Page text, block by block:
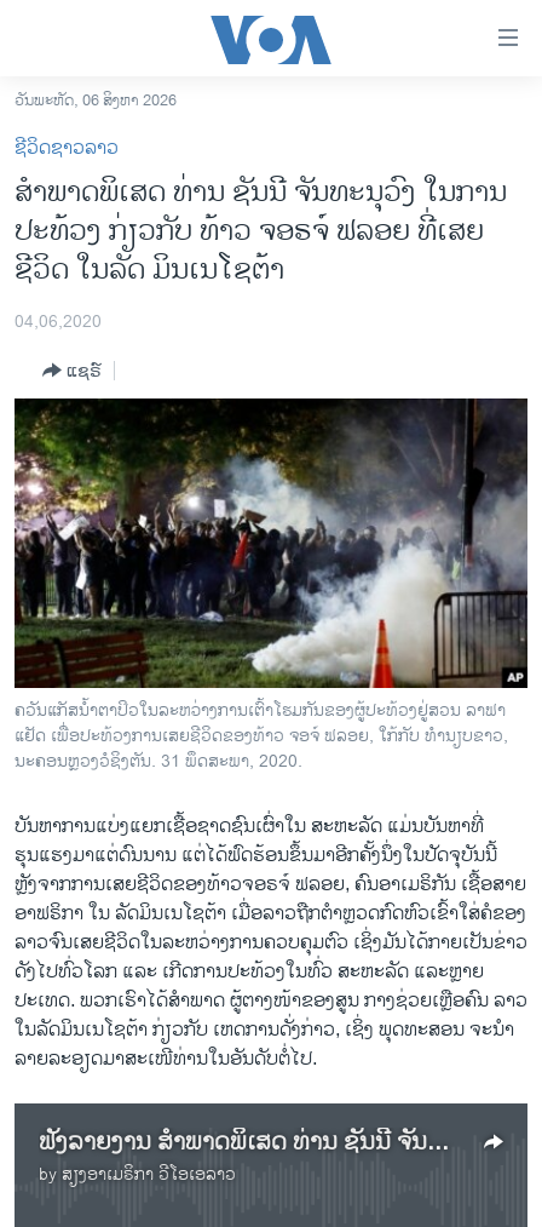
ເຂົ້າ
ຫາ
ຂ້າມ
ຂ້າມ
ຂ້າມ
ໄປ
ຫາ
ຊອກ
ລາວ
ອາເມຣິກາ
ການເລືອກຕັ້ງ ປະທານາທີບໍດີ ສະຫະລັດ 2024
ອິດສະຫຼະພາບດ້ານການຂ່າວ
ຊີວິດຊາວລາວ
ຊຸມຊົນຊາວລາວ
ວິທະຍາສາດ-ເທັກໂນໂລຈີ
ທຸລະກິດ
ພາສາອັງກິດ
ວີດີໂອ
ສຽງ
ລາຍງານ
ພາສາຕ່າງໆ
ວັນພະຫັດ, 06 ສິງຫາ 2026
ຊີວິດຊາວລາວ
ສຳພາດພິເສດ ທ່ານ ຊັນນີ ຈັນທະນຸວົງ ໃນການ
ປະທ້ວງ ກ່ຽວກັບ ທ້າວ ຈອຣຈ໌ ຟລອຍ ທີ່ເສຍ
ຊີວິດ ໃນລັດ ມິນເນໂຊຕ້າ
04,06,2020
ແຊຣ໌
ຄວັນແກັສນໍ້າຕາປິວໃນລະຫວ່າງການເຕົ້າໂຮມກັນຂອງຜູ້ປະທ້ວງຢູ່ສວນ ລາຟາ
ແຢັດ ເພື່ອປະທ້ວງການເສຍຊີວິດຂອງທ້າວ ຈອຈ໌ ຟລອຍ, ໃກ້ກັບ ທຳນຽບຂາວ,
ນະຄອນຫຼວງວໍຊິງຕັນ. 31 ພຶດສະພາ, 2020.
ບັນຫາການແບ່ງແຍກເຊື້ອຊາດຊົນເຜົ່າໃນ ສະຫະລັດ ແມ່ນບັນຫາທີ່
ຮຸນແຮງມາແຕ່ດົນນານ ແຕ່ໄດ້ຟົດຮ້ອນຂຶ້ນມາອີກຄັ້ງນຶ່ງໃນປັດຈຸບັນນີ້
ຫຼັງຈາກການເສຍຊີວິດຂອງທ້າວຈອຣຈ໌ ຟລອຍ, ຄົນອາເມຣິກັນ ເຊື້ອສາຍ
ອາຟຣິກາ ໃນ ລັດມິນເນໂຊຕ້າ ເມື່ອລາວຖືກຕຳຫຼວດກົດຫົວເຂົ້າໃສ່ຄໍຂອງ
ລາວຈົນເສຍຊີວິດໃນລະຫວ່າງການຄວບຄຸມຕົວ ເຊິ່ງມັນໄດ້ກາຍເປັນຂ່າວ
ດັງໄປທົ່ວໂລກ ແລະ ເກີດການປະທ້ວງໃນທົ່ວ ສະຫະລັດ ແລະຫຼາຍ
ປະເທດ. ພວກເຮົາໄດ້ສຳພາດ ຜູ້ຕາງໜ້າຂອງສູນ ກາງຊ່ວຍເຫຼືອຄົນ ລາວ
ໃນລັດມິນເນໂຊຕ້າ ກ່ຽວກັບ ເຫດການດັ່ງກ່າວ, ເຊິ່ງ ພຸດທະສອນ ຈະນຳ
ລາຍລະອຽດມາສະເໜີທ່ານໃນອັນດັບຕໍ່ໄປ.
ຟັງລາຍງານ ສຳພາດພິເສດ ທ່ານ ຊັນນີ ຈັນທະນຸວົງ ກ່ຽວກັບ ການປະທ້ວງ ທ້າວ ຈອຈ໌ ຟລອຍ ເສຍຊີວິດ ໃນລັດ ມິນເນໂຊຕ້າ
by ສຽງອາເມຣິກາ ວີໂອເອລາວ
No media source currently available